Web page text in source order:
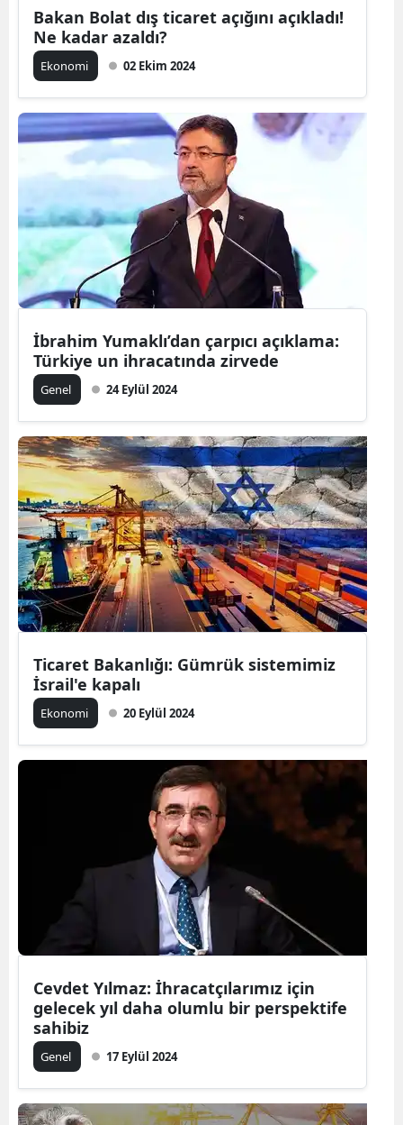
Erzincan
Gaziantep
Giresun
Isparta
Mersin
Kars
Kastamonu
Kayseri
Kırklareli
Kırşehir
Kocaeli
Konya
Malatya
Niğde
Sakarya
Bakan Bolat dış ticaret açığını açıkladı!
Ne kadar azaldı?
Ekonomi 02 Ekim 2024
İbrahim Yumaklı’dan çarpıcı açıklama:
Türkiye un ihracatında zirvede
Genel 24 Eylül 2024
Ticaret Bakanlığı: Gümrük sistemimiz
İsrail'e kapalı
Ekonomi 20 Eylül 2024
Cevdet Yılmaz: İhracatçılarımız için
gelecek yıl daha olumlu bir perspektife
sahibiz
Genel 17 Eylül 2024